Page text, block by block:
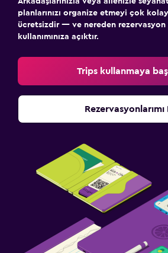
planlarınızı organize etmeyi çok
ücretsizdir — ve nereden rezervasyon
kullanımınıza açıktır.
Trips kullanmaya
Rezervasyonlarımı